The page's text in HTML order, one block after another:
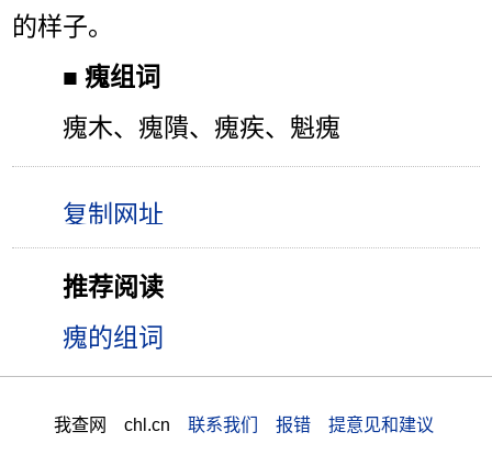
的样子。
■瘣组词
瘣木、瘣隤、瘣疾、魁瘣
推荐阅读
瘣的组词
我查网 chl.cn 联系我们 报错 提意见和建议